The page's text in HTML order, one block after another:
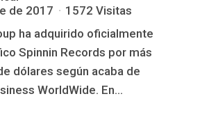
de 2017
1572 Visitas
ha adquirido oficialmente
Spinnin Records por más
dólares según acaba de
WorldWide. En...